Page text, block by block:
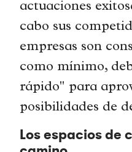
actuaciones
cabo sus
empresas son
como mínimo,
rápido" para
posibilidades de
Los espacios de